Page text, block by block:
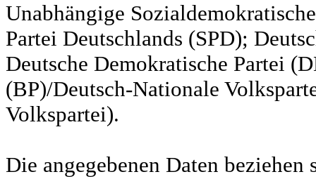
Unabhängige
Partei Deutschlands (SPD);
Deutsche Demokratische Partei
(BP)/Deutsch-Nationale
Volkspartei).
Die angegebenen Daten